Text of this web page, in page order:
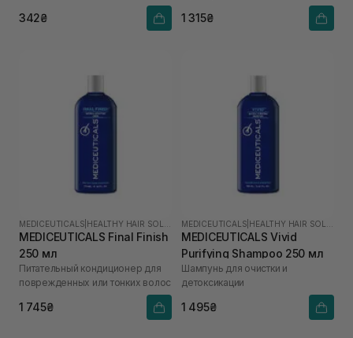
342₴ 1 315₴
MEDICEUTICALS
MEDICEUTICALS Final Finish
250 мл
Питательный кондиционер для
поврежденных или тонких волос
1 745₴
MEDICEUTICALS
MEDICEUTICALS Vivid
Purifying Shampoo 250 мл
Шампунь для очистки и
детоксикации
1 495₴